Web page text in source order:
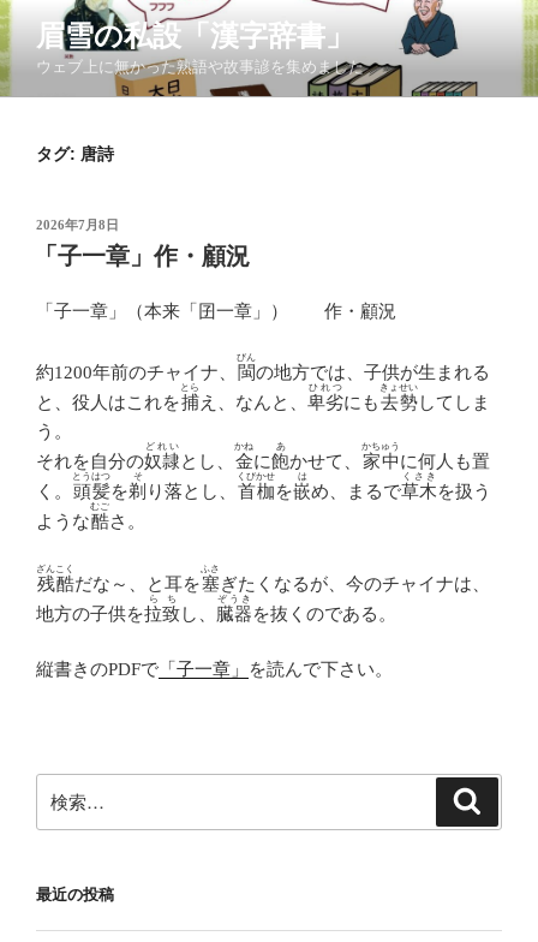
コ
ン
テ
ン
眉雪の私設「漢字辞書」
ウェブ上に無かった熟語や故事諺を集めました
タグ: 唐詩
投
2026年7月8日
「子一章」作・顧況
「子一章」（本来「囝一章」） 作・顧況
約1200年前のチャイナ、 閩
びん
の地方では、子供が生まれる
と、役人はこれを捕
とら
え、なんと、 卑劣
ひれつ
にも去勢
きょせい
してしま
う。
それを自分の奴隷
どれい
とし、 金
かね
に飽
あ
かせて、 家中
かちゅう
に何人も置
く。 頭髪
とうはつ
を剃
そ
り落とし、 首枷
くびかせ
を嵌
は
め、まるで草木
くさき
を扱う
ような酷
むご
さ。
残酷
ざんこく
だな～、と耳を塞
ふさ
ぎたくなるが、今のチャイナは、
地方の子供を拉致
らち
し、 臓器
ぞうき
を抜くのである。
縦書きのPDFで 「子一章」 を読んで下さい。
索:
最近の投稿